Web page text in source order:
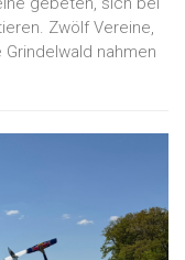
Zwölf Vereine,
nahmen